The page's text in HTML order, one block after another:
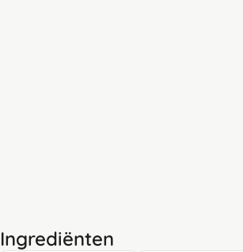
Ingrediënten